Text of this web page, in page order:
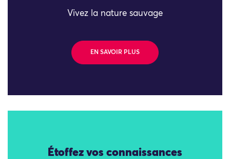
Vivez la nature sauvage
EN SAVOIR PLUS
Étoffez vos connaissances